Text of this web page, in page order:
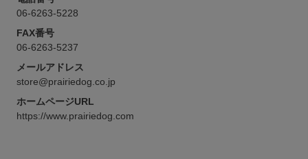
06-6263-5228
FAX番号
06-6263-5237
メールアドレス
store@prairiedog.co.jp
ホームページURL
https://www.prairiedog.com